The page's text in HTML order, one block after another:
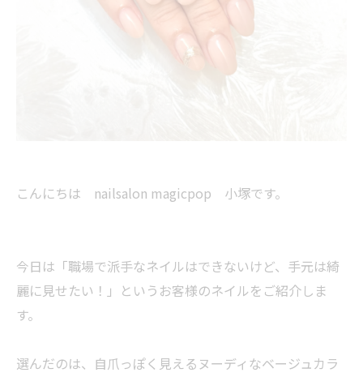
こんにちは nailsalon magicpop 小塚です。
今日は「職場で派手なネイルはできないけど、手元は綺
麗に見せたい！」というお客様のネイルをご紹介しま
す。
選んだのは、自爪っぽく見えるヌーディなベージュカラ